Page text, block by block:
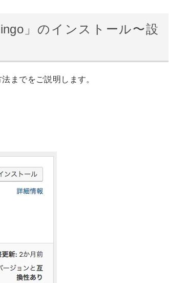
」のインストール〜設
までをご説明します。